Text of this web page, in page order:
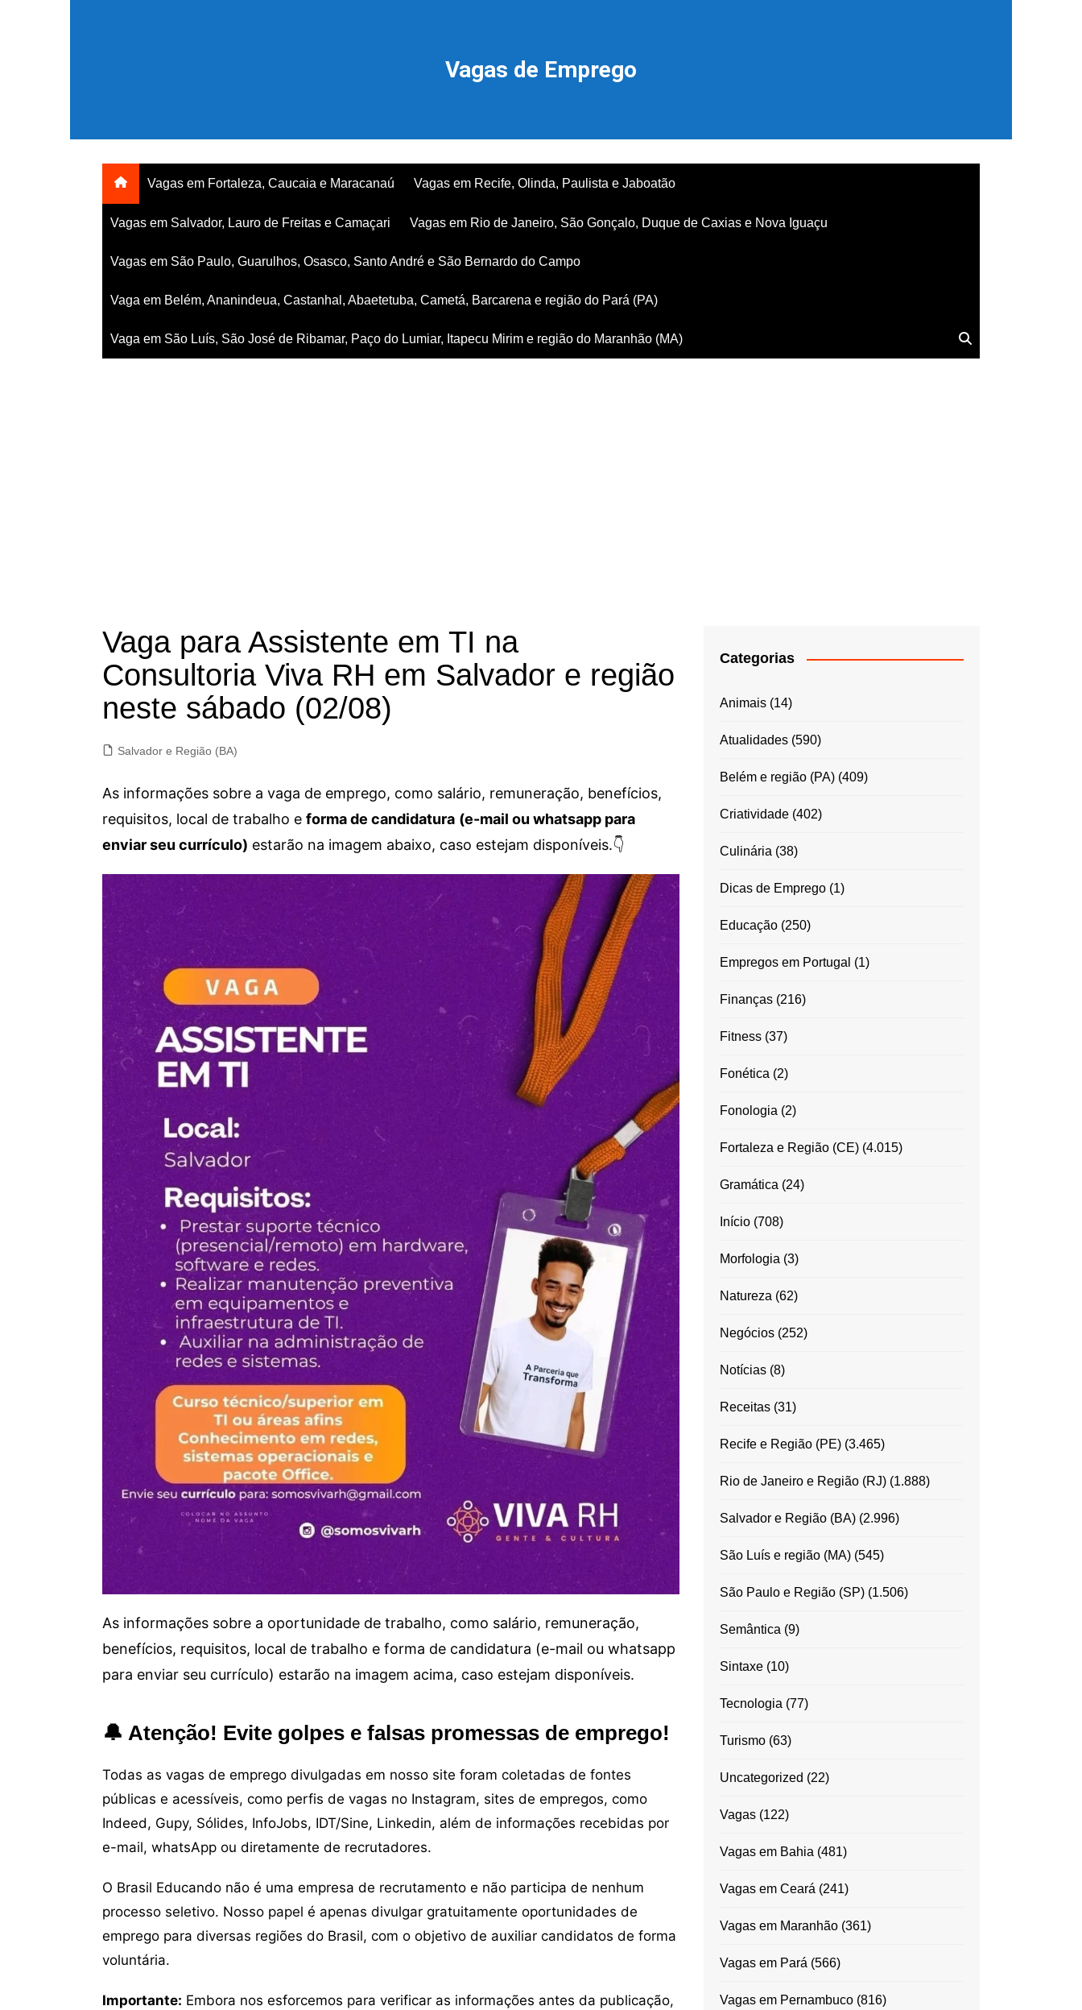
Vagas de Emprego
Vagas em Fortaleza, Caucaia e Maracanaú Vagas em Recife, Olinda, Paulista e Jaboatão
Vagas em Salvador, Lauro de Freitas e Camaçari Vagas em Rio de Janeiro, São Gonçalo, Duque de Caxias e Nova Iguaçu
Vagas em São Paulo, Guarulhos, Osasco, Santo André e São Bernardo do Campo
Vaga em Belém, Ananindeua, Castanhal, Abaetetuba, Cametá, Barcarena e região do Pará (PA)
Vaga em São Luís, São José de Ribamar, Paço do Lumiar, Itapecu Mirim e região do Maranhão (MA)
Vaga para Assistente em TI na
Consultoria Viva RH em Salvador e região
neste sábado (02/08)
Salvador e Região (BA)
As informações sobre a vaga de emprego, como salário, remuneração, benefícios,
requisitos, local de trabalho e forma de candidatura (e-mail ou whatsapp para
enviar seu currículo) estarão na imagem abaixo, caso estejam disponíveis.👇
As informações sobre a oportunidade de trabalho, como salário, remuneração,
benefícios, requisitos, local de trabalho e forma de candidatura (e-mail ou whatsapp
para enviar seu currículo) estarão na imagem acima, caso estejam disponíveis.
🔔 Atenção! Evite golpes e falsas promessas de emprego!
Todas as vagas de emprego divulgadas em nosso site foram coletadas de fontes
públicas e acessíveis, como perfis de vagas no Instagram, sites de empregos, como
Indeed, Gupy, Sólides, InfoJobs, IDT/Sine, Linkedin, além de informações recebidas por
e-mail, whatsApp ou diretamente de recrutadores.
O Brasil Educando não é uma empresa de recrutamento e não participa de nenhum
processo seletivo. Nosso papel é apenas divulgar gratuitamente oportunidades de
emprego para diversas regiões do Brasil, com o objetivo de auxiliar candidatos de forma
voluntária.
Importante: Embora nos esforcemos para verificar as informações antes da publicação,
Categorias
Animais(14)
Atualidades(590)
Belém e região (PA)(409)
Criatividade(402)
Culinária (38)
Dicas de Emprego(1)
Educação(250)
Empregos em Portugal (1)
Finanças(216)
Fitness(37)
Fonética (2)
Fonologia (2)
Fortaleza e Região (CE)(4.015)
Gramática (24)
Início(708)
Morfologia (3)
Natureza (62)
Negócios(252)
Notícias(8)
Receitas(31)
Recife e Região (PE)(3.465)
Rio de Janeiro e Região (RJ)(1.888)
Salvador e Região (BA)(2.996)
São Luís e região (MA)(545)
São Paulo e Região (SP)(1.506)
Semântica (9)
Sintaxe(10)
Tecnologia (77)
Turismo(63)
Uncategorized (22)
Vagas(122)
Vagas em Bahia (481)
Vagas em Ceará (241)
Vagas em Maranhão(361)
Vagas em Pará (566)
Vagas em Pernambuco(816)